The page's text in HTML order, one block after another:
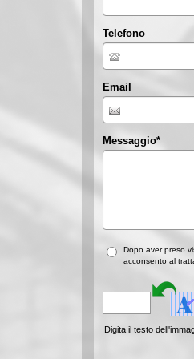
Telefono
Email
Messaggio*
Dopo aver preso
acconsento al
Digita il testo